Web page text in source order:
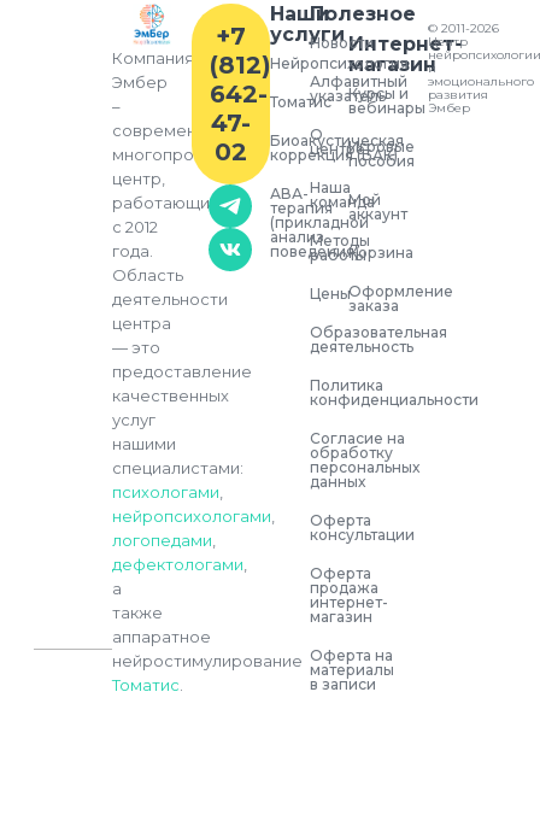
Компания
Эмбер
–
современный
многопрофильный
центр,
работающий
с 2012
года.
Область
деятельности
центра
— это
предоставление
качественных
услуг
нашими
специалистами:
психологами
нейропсихологами
логопедами
дефектологами
а
также
аппаратное
нейростимулирование
Томатис
Наши
услуги
Нейропсихология
Томатис
Биоакустическая
коррекция (БАК)
АВА-
терапия
(прикладной
анализ
поведения)
Интернет-
магазин
Курсы и
вебинары
Игровые
пособия
Мой
аккаунт
Корзина
Оформление
заказа
Полезное
Новости
Алфавитный
указатель
О
центре
Наша
команда
Методы
работы
Цены
Образовательная
деятельность
Политика
конфиденциальности
Согласие на
обработку
персональных
данных
Оферта
консультации
Оферта
продажа
интернет-
магазин
Оферта на
материалы
в записи
+7
(812)
642-
47-
02
© 2011-2026
Центр
нейропсихологии
и
эмоционального
развития
Эмбер